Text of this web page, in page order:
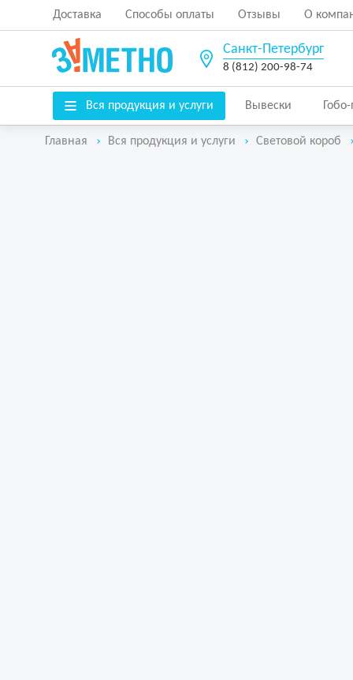
Доставка Способы оплаты Отзывы О
Санкт-Петербург
8 (812) 200-98-74
Вся продукция и услуги Вывески
Главная Вся продукция и услуги Световой короб